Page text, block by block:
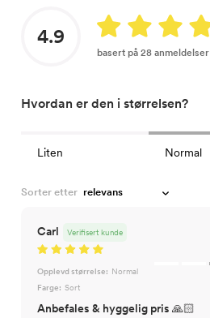
4.9
basert på 28 anmeldelser
Hvordan er den i størrelsen?
Liten Normal
Sorter etter
Carl Verifisert kunde
Opplevd størrelse: Normal
Farge: Sort
Anbefales & hyggelig pris 🙏🏻